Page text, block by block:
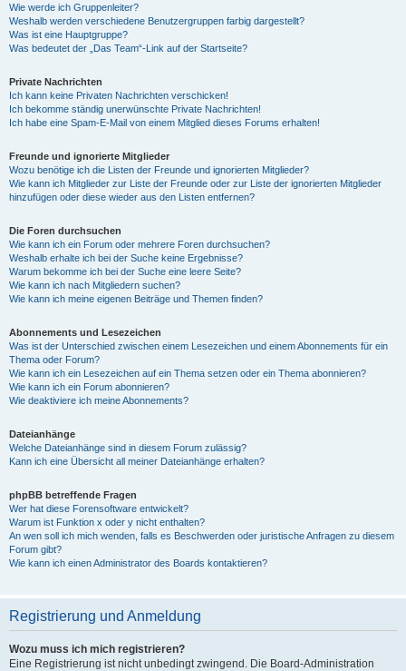
Wie werde ich Gruppenleiter?
Weshalb werden verschiedene Benutzergruppen farbig dargestellt?
Was ist eine Hauptgruppe?
Was bedeutet der „Das Team“-Link auf der Startseite?
Private Nachrichten
Ich kann keine Privaten Nachrichten verschicken!
Ich bekomme ständig unerwünschte Private Nachrichten!
Ich habe eine Spam-E-Mail von einem Mitglied dieses Forums erhalten!
Freunde und ignorierte Mitglieder
Wozu benötige ich die Listen der Freunde und ignorierten Mitglieder?
Wie kann ich Mitglieder zur Liste der Freunde oder zur Liste der ignorierten Mitglieder
hinzufügen oder diese wieder aus den Listen entfernen?
Die Foren durchsuchen
Wie kann ich ein Forum oder mehrere Foren durchsuchen?
Weshalb erhalte ich bei der Suche keine Ergebnisse?
Warum bekomme ich bei der Suche eine leere Seite?
Wie kann ich nach Mitgliedern suchen?
Wie kann ich meine eigenen Beiträge und Themen finden?
Abonnements und Lesezeichen
Was ist der Unterschied zwischen einem Lesezeichen und einem Abonnements für ein
Thema oder Forum?
Wie kann ich ein Lesezeichen auf ein Thema setzen oder ein Thema abonnieren?
Wie kann ich ein Forum abonnieren?
Wie deaktiviere ich meine Abonnements?
Dateianhänge
Welche Dateianhänge sind in diesem Forum zulässig?
Kann ich eine Übersicht all meiner Dateianhänge erhalten?
phpBB betreffende Fragen
Wer hat diese Forensoftware entwickelt?
Warum ist Funktion x oder y nicht enthalten?
An wen soll ich mich wenden, falls es Beschwerden oder juristische Anfragen zu diesem
Forum gibt?
Wie kann ich einen Administrator des Boards kontaktieren?
Registrierung und Anmeldung
Wozu muss ich mich registrieren?
Eine Registrierung ist nicht unbedingt zwingend. Die Board-Administration